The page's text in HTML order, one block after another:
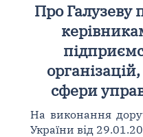
Про Галузеву
сфери
На виконання
України від